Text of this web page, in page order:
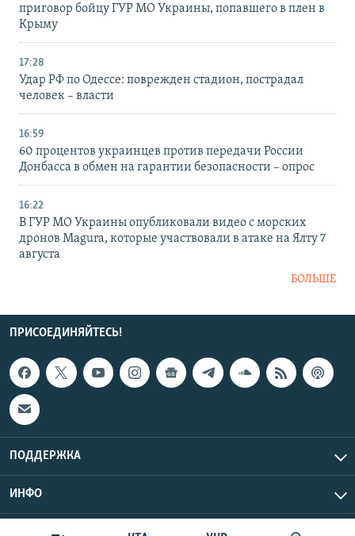
приговор бойцу ГУР МО Украины, попавшего в плен в
Крыму
17:28
Удар РФ по Одессе: поврежден стадион, пострадал
человек – власти
16:59
60 процентов украинцев против передачи России
Донбасса в обмен на гарантии безопасности – опрос
16:22
В ГУР МО Украины опубликовали видео с морских
дронов Magura, которые участвовали в атаке на Ялту 7
августа
БОЛЬШЕ
ПРИСОЕДИНЯЙТЕСЬ!
ПОДДЕРЖКА
ИНФО